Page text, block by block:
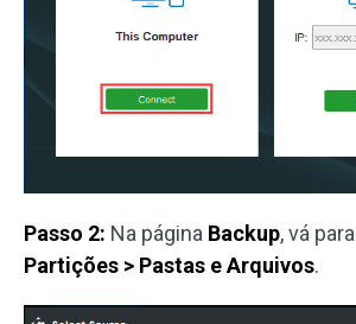
Passo 2: Na página Backup, vá para
Partições > Pastas e Arquivos.